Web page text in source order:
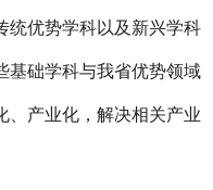
统优势学科以及新兴学科
基础学科与我省优势领域
、产业化，解决相关产业